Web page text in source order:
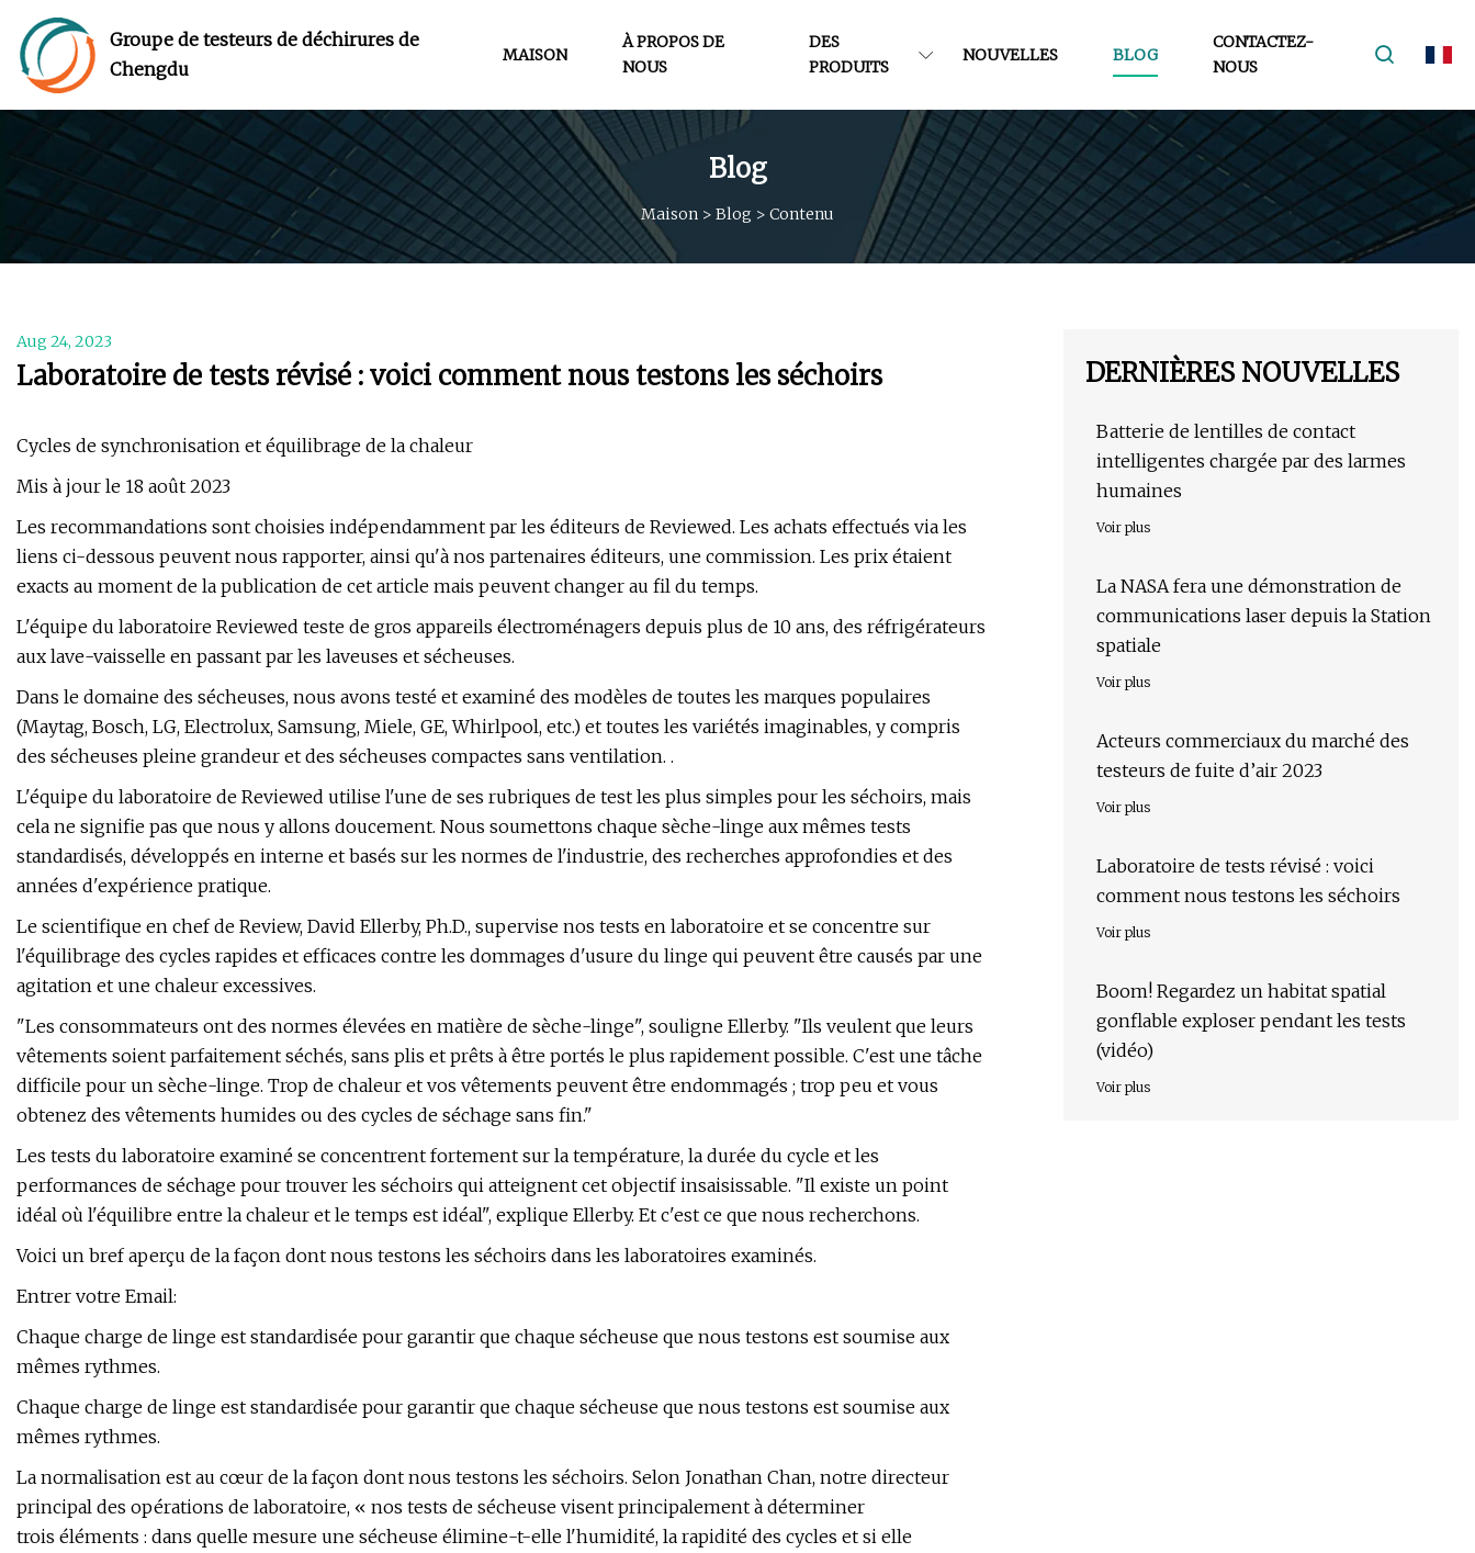
Groupe de testeurs de déchirures de
Chengdu
MAISON
À PROPOS DE
NOUS
DES
PRODUITS
NOUVELLES BLOG
CONTACTEZ-
NOUS
Blog
Maison > Blog > Contenu
Aug 24, 2023
Laboratoire de tests révisé : voici comment nous testons les séchoirs
Cycles de synchronisation et équilibrage de la chaleur
Mis à jour le 18 août 2023
Les recommandations sont choisies indépendamment par les éditeurs de Reviewed. Les achats effectués via les
liens ci-dessous peuvent nous rapporter, ainsi qu'à nos partenaires éditeurs, une commission. Les prix étaient
exacts au moment de la publication de cet article mais peuvent changer au fil du temps.
L'équipe du laboratoire Reviewed teste de gros appareils électroménagers depuis plus de 10 ans, des réfrigérateurs
aux lave-vaisselle en passant par les laveuses et sécheuses.
Dans le domaine des sécheuses, nous avons testé et examiné des modèles de toutes les marques populaires
(Maytag, Bosch, LG, Electrolux, Samsung, Miele, GE, Whirlpool, etc.) et toutes les variétés imaginables, y compris
des sécheuses pleine grandeur et des sécheuses compactes sans ventilation. .
L'équipe du laboratoire de Reviewed utilise l'une de ses rubriques de test les plus simples pour les séchoirs, mais
cela ne signifie pas que nous y allons doucement. Nous soumettons chaque sèche-linge aux mêmes tests
standardisés, développés en interne et basés sur les normes de l'industrie, des recherches approfondies et des
années d'expérience pratique.
Le scientifique en chef de Review, David Ellerby, Ph.D., supervise nos tests en laboratoire et se concentre sur
l'équilibrage des cycles rapides et efficaces contre les dommages d'usure du linge qui peuvent être causés par une
agitation et une chaleur excessives.
"Les consommateurs ont des normes élevées en matière de sèche-linge", souligne Ellerby. "Ils veulent que leurs
vêtements soient parfaitement séchés, sans plis et prêts à être portés le plus rapidement possible. C'est une tâche
difficile pour un sèche-linge. Trop de chaleur et vos vêtements peuvent être endommagés ; trop peu et vous
obtenez des vêtements humides ou des cycles de séchage sans fin."
Les tests du laboratoire examiné se concentrent fortement sur la température, la durée du cycle et les
performances de séchage pour trouver les séchoirs qui atteignent cet objectif insaisissable. "Il existe un point
idéal où l'équilibre entre la chaleur et le temps est idéal", explique Ellerby. Et c'est ce que nous recherchons.
Voici un bref aperçu de la façon dont nous testons les séchoirs dans les laboratoires examinés.
Entrer votre Email:
Chaque charge de linge est standardisée pour garantir que chaque sécheuse que nous testons est soumise aux
mêmes rythmes.
Chaque charge de linge est standardisée pour garantir que chaque sécheuse que nous testons est soumise aux
mêmes rythmes.
La normalisation est au cœur de la façon dont nous testons les séchoirs. Selon Jonathan Chan, notre directeur
principal des opérations de laboratoire, « nos tests de sécheuse visent principalement à déterminer
trois éléments : dans quelle mesure une sécheuse élimine-t-elle l'humidité, la rapidité des cycles et si elle
DERNIÈRES NOUVELLES
Batterie de lentilles de contact
intelligentes chargée par des larmes
humaines
Voir plus
La NASA fera une démonstration de
communications laser depuis la Station
spatiale
Voir plus
Acteurs commerciaux du marché des
testeurs de fuite d’air 2023
Voir plus
Laboratoire de tests révisé : voici
comment nous testons les séchoirs
Voir plus
Boom! Regardez un habitat spatial
gonflable exploser pendant les tests
(vidéo)
Voir plus